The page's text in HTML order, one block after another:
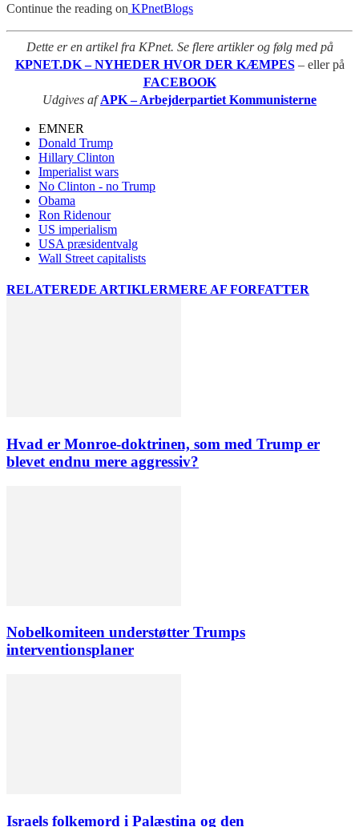
Continue the reading on KPnetBlogs
Dette er en artikel fra KPnet. Se flere artikler og følg med på
KPNET.DK – NYHEDER HVOR DER KÆMPES – eller på
FACEBOOK
Udgives afAPK – Arbejderpartiet Kommunisterne
EMNER
Donald Trump
Hillary Clinton
Imperialist wars
No Clinton - no Trump
Obama
Ron Ridenour
US imperialism
USA præsidentvalg
Wall Street capitalists
RELATEREDE ARTIKLERMERE AF FORFATTER
Hvad er Monroe-doktrinen, som med Trump er
blevet endnu mere aggressiv?
Nobelkomiteen understøtter Trumps
interventionsplaner
Israels folkemord i Palæstina og den